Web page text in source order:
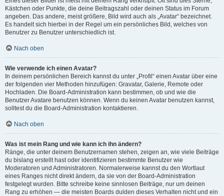
Kästchen oder Punkte, die deine Beitragszahl oder deinen Status im Forum
angeben. Das andere, meist größere, Bild wird auch als „Avatar“ bezeichnet.
Es handelt sich hierbei in der Regel um ein persönliches Bild, welches von
Benutzer zu Benutzer unterschiedlich ist.
Nach oben
Wie verwende ich einen Avatar?
In deinem persönlichen Bereich kannst du unter „Profil“ einen Avatar über eine
der folgenden vier Methoden hinzufügen: Gravatar, Galerie, Remote oder
Hochladen. Die Board-Administration kann bestimmen, ob und wie die
Benutzer Avatare benutzen können. Wenn du keinen Avatar benutzen kannst,
solltest du die Board-Administration kontaktieren.
Nach oben
Was ist mein Rang und wie kann ich ihn ändern?
Ränge, die unter deinem Benutzernamen stehen, zeigen an, wie viele Beiträge
du bislang erstellt hast oder identifizieren bestimmte Benutzer wie
Moderatoren und Administratoren. Normalerweise kannst du den Wortlaut
eines Ranges nicht direkt ändern, da sie von der Board-Administration
festgelegt wurden. Bitte schreibe keine sinnlosen Beiträge, nur um deinen
Rang zu erhöhen — die meisten Boards dulden dieses Verhalten nicht und ein